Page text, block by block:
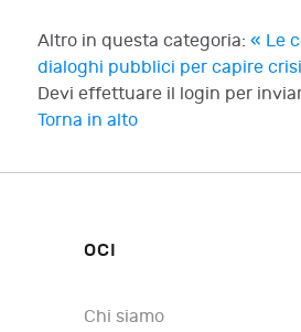
Altro in questa categoria: « Le
dialoghi pubblici per capire
Devi effettuare il login per
Torna in alto
OCI
Chi siamo